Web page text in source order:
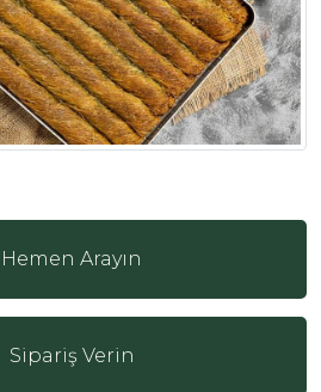
Hemen Arayın
Sipariş Verin